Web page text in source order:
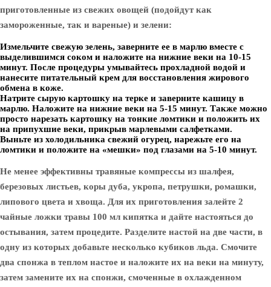
приготовленные из свежих овощей (подойдут как
замороженные, так и вареные) и зелени:
Измельчите свежую зелень, заверните ее в марлю вместе с
выделившимся соком и наложите на нижние веки на 10-15
минут. После процедуры умывайтесь прохладной водой и
нанесите питательный крем для восстановления жирового
обмена в коже.
Натрите сырую картошку на терке и заверните кашицу в
марлю. Наложите на нижние веки на 5-15 минут. Также можно
просто нарезать картошку на тонкие ломтики и положить их
на припухшие веки, прикрыв марлевыми салфетками.
Выньте из холодильника свежий огурец, нарежьте его на
ломтики и положите на «мешки» под глазами на 5-10 минут.
Не менее эффективны травяные компрессы из шалфея,
березовых листьев, коры дуба, укропа, петрушки, ромашки,
липового цвета и хвоща. Для их приготовления залейте 2
чайные ложки травы 100 мл кипятка и дайте настояться до
остывания, затем процедите. Разделите настой на две части, в
одну из которых добавьте несколько кубиков льда. Смочите
два спонжа в теплом настое и наложите их на веки на минуту,
затем замените их на спонжи, смоченные в охлажденном